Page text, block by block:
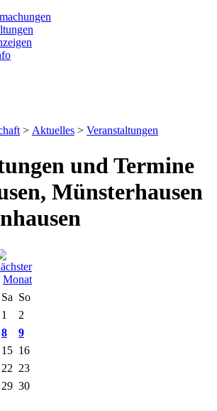
> Aktuelles > Veranstaltungen
und Termine
Münsterhausen
Sa So
1
2
8
9
15 16
22 23
29 30